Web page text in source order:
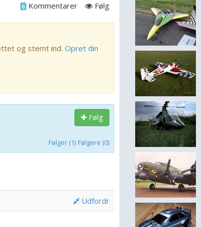
Følg
6 Kommentarer
og stemt ind. Opret din
Følg
Følger (1) Følgere (0)
Udfordr